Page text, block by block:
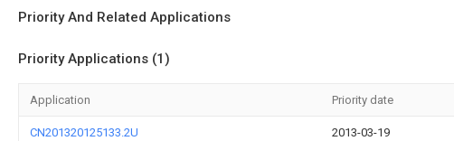
Priority And Related Applications
Priority Applications (1)
Application Priority date
CN201320125133.2U 2013-03-19